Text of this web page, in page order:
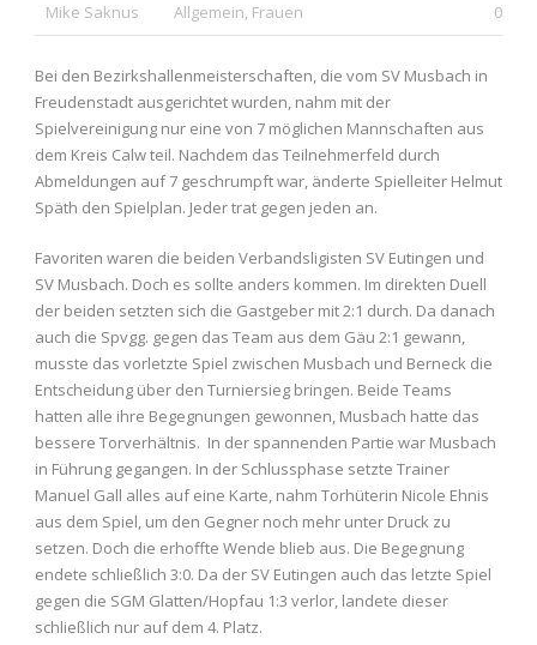
Mike Saknus Allgemein, Frauen 0
Bei den Bezirkshallenmeisterschaften, die vom SV Musbach in
Freudenstadt ausgerichtet wurden, nahm mit der
Spielvereinigung nur eine von 7 möglichen Mannschaften aus
dem Kreis Calw teil. Nachdem das Teilnehmerfeld durch
Abmeldungen auf 7 geschrumpft war, änderte Spielleiter Helmut
Späth den Spielplan. Jeder trat gegen jeden an.
Favoriten waren die beiden Verbandsligisten SV Eutingen und
SV Musbach. Doch es sollte anders kommen. Im direkten Duell
der beiden setzten sich die Gastgeber mit 2:1 durch. Da danach
auch die Spvgg. gegen das Team aus dem Gäu 2:1 gewann,
musste das vorletzte Spiel zwischen Musbach und Berneck die
Entscheidung über den Turniersieg bringen. Beide Teams
hatten alle ihre Begegnungen gewonnen, Musbach hatte das
bessere Torverhältnis. In der spannenden Partie war Musbach
in Führung gegangen. In der Schlussphase setzte Trainer
Manuel Gall alles auf eine Karte, nahm Torhüterin Nicole Ehnis
aus dem Spiel, um den Gegner noch mehr unter Druck zu
setzen. Doch die erhoffte Wende blieb aus. Die Begegnung
endete schließlich 3:0. Da der SV Eutingen auch das letzte Spiel
gegen die SGM Glatten/Hopfau 1:3 verlor, landete dieser
schließlich nur auf dem 4. Platz.